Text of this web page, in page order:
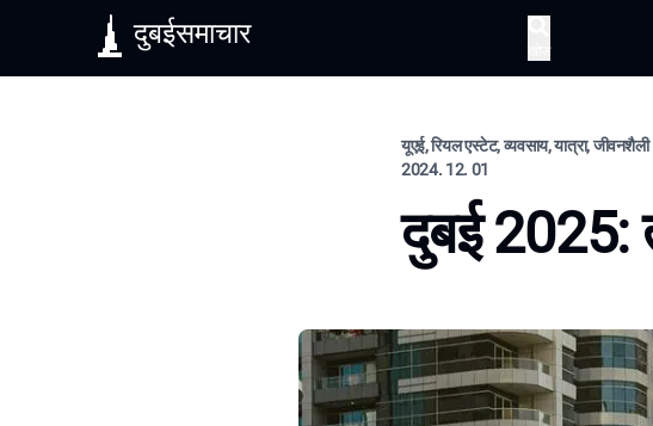
दुबईसमाचार
यूएई, रियल एस्टेट, व्यवसाय, यात्रा, जीवनशैली
2024. 12. 01
दुबई 2025: